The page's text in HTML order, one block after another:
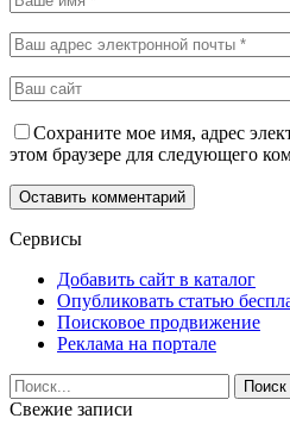
Сохраните мое имя, адрес
этом браузере для следующего
Сервисы
Добавить сайт в каталог
Опубликовать статью
Поисковое продвижение
Реклама на портале
Свежие записи